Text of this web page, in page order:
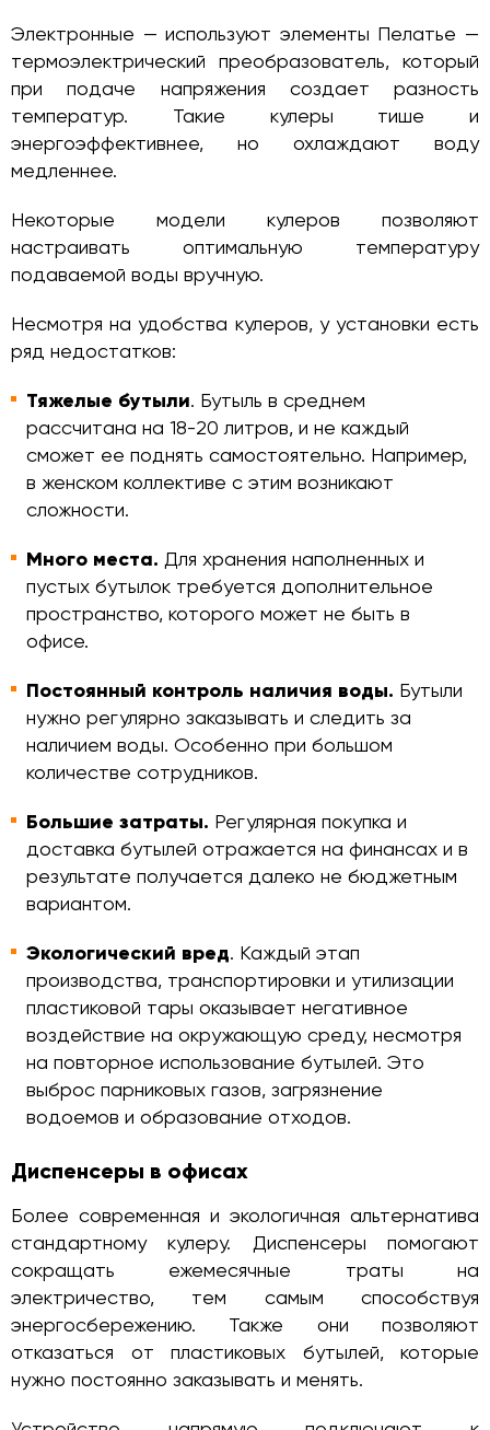
Электронные — используют элементы Пелатье —
термоэлектрический преобразователь, который
при подаче напряжения создает разность
температур. Такие кулеры тише и
энергоэффективнее, но охлаждают воду
медленнее.
Некоторые модели кулеров позволяют
настраивать оптимальную температуру
подаваемой воды вручную.
Несмотря на удобства кулеров, у установки есть
ряд недостатков:
Тяжелые бутыли. Бутыль в среднем
рассчитана на 18-20 литров, и не каждый
сможет ее поднять самостоятельно. Например,
в женском коллективе с этим возникают
сложности.
Много места. Для хранения наполненных и
пустых бутылок требуется дополнительное
пространство, которого может не быть в
офисе.
Постоянный контроль наличия воды. Бутыли
нужно регулярно заказывать и следить за
наличием воды. Особенно при большом
количестве сотрудников.
Большие затраты. Регулярная покупка и
доставка бутылей отражается на финансах и в
результате получается далеко не бюджетным
вариантом.
Экологический вред. Каждый этап
производства, транспортировки и утилизации
пластиковой тары оказывает негативное
воздействие на окружающую среду, несмотря
на повторное использование бутылей. Это
выброс парниковых газов, загрязнение
водоемов и образование отходов.
Диспенсеры в офисах
Более современная и экологичная альтернатива
стандартному кулеру. Диспенсеры помогают
сокращать ежемесячные траты на
электричество, тем самым способствуя
энергосбережению. Также они позволяют
отказаться от пластиковых бутылей, которые
нужно постоянно заказывать и менять.